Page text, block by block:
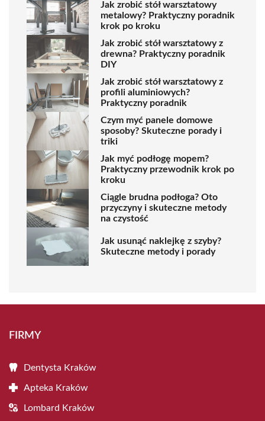
Jak zrobić stół warsztatowy
metalowy? Praktyczny poradnik
krok po kroku
Jak zrobić stół warsztatowy z
drewna? Praktyczny poradnik
DIY
Jak zrobić stół warsztatowy z
profili aluminiowych?
Praktyczny poradnik
Czym myć panele domowe
sposoby? Skuteczne porady i
triki
Jak myć podłogę mopem?
Praktyczny przewodnik krok po
kroku
Ciągle brudna podłoga? Oto
przyczyny i skuteczne metody
na czystość
Jak usunąć naklejkę z szyby?
Skuteczne metody i porady
FIRMY
Dentysta Kraków
Apteka Kraków
Lombard Kraków